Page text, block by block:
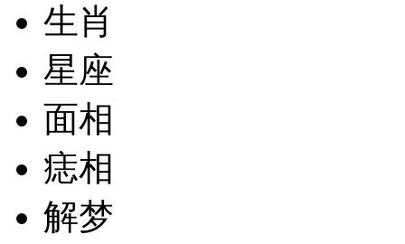
生肖
星座
面相
痣相
解梦